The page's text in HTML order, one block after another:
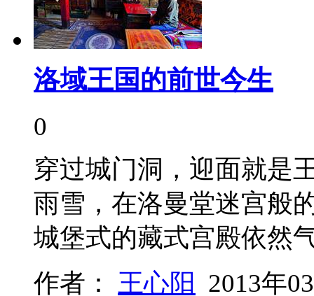
洛域王国的前世今生
0
穿过城门洞，迎面就是
雨雪，在洛曼堂迷宫般
城堡式的藏式宫殿依
作者： 王心阳 2013年